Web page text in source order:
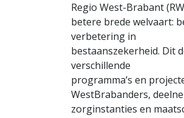
Regio West-Brabant
betere brede welvaart:
verbetering in
bestaanszekerheid. Dit
verschillende
programma’s en
WestBrabanders,
zorginstanties en